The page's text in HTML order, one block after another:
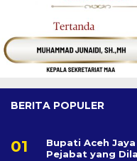
BERITA POPULER
Bupati Aceh
Pejabat yang